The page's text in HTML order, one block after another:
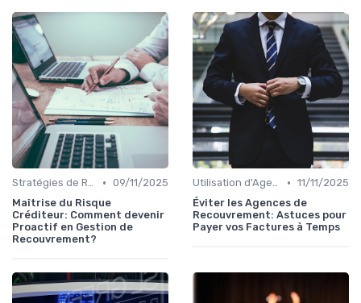
Stratégies de Recouvrement B2B • 09/11/2025
Maîtrise du Risque
Créditeur: Comment devenir
Proactif en Gestion de
Recouvrement?
Utilisation d'Agences de Recouvrement • 11/11/2025
Éviter les Agences de
Recouvrement: Astuces pour
Payer vos Factures à Temps